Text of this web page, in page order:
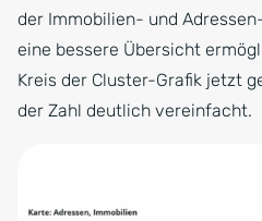
der Immobilien- und
eine bessere Übersicht
Kreis der Cluster-Grafik jetzt
der Zahl deutlich vereinfacht.